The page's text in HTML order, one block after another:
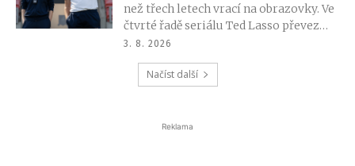
než třech letech vrací na obrazovky. Ve
čtvrté řadě seriálu Ted Lasso převezme
ženský tým z druhé ligy a znovu se
3. 8. 2026
Načíst další
Reklama